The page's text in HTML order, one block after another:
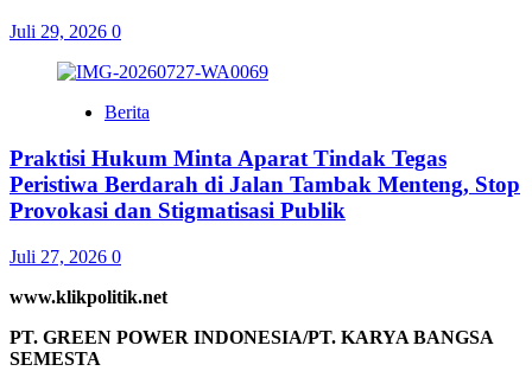
Juli 29, 2026 0
Berita
Praktisi Hukum Minta Aparat Tindak Tegas
Peristiwa Berdarah di Jalan Tambak Menteng, Stop
Provokasi dan Stigmatisasi Publik
Juli 27, 2026 0
www.klikpolitik.net
PT. GREEN POWER INDONESIA/PT. KARYA BANGSA
SEMESTA